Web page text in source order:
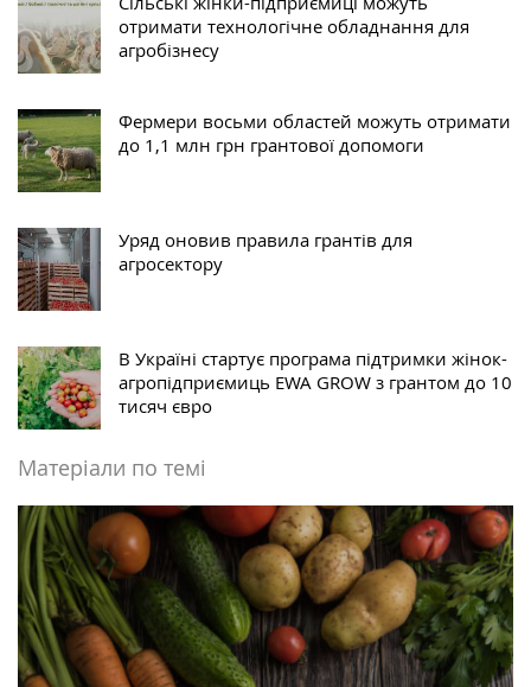
отримати технологічне обладнання для
агробізнесу
Фермери восьми областей можуть отримати
до 1,1 млн грн грантової допомоги
Уряд оновив правила грантів для
агросектору
В Україні стартує програма підтримки жінок-
агропідприємиць EWA GROW з грантом до 10
тисяч євро
Матеріали по темі